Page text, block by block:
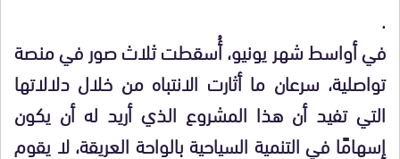
.
في أواسط شهر يونيو، أُسقطت ثلاث صور في منصة
تواصلية، سرعان ما أثارت الانتباه من خلال دلالاتها
التي تفيد أن هذا المشروع الذي أريد له أن يكون
إسهامًا في التنمية السياحية بالواحة العريقة، لا يقوم